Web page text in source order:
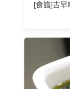
[食譜]古